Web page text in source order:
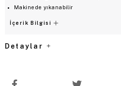
Makinede yıkanabilir
İçerik Bilgisi
Detaylar